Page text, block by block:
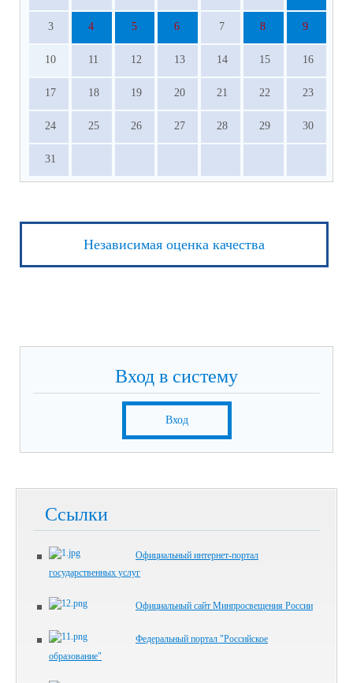
3 4 5 6 7 8 9
10 11 12 13 14 15 16
17 18 19 20 21 22 23
24 25 26 27 28 29 30
31
Независимая оценка качества
Вход в систему
Вход
Ссылки
Официальный интернет-портал
государственных услуг
Официальный сайт Минпросвещения России
Федеральный портал "Российское
образование"